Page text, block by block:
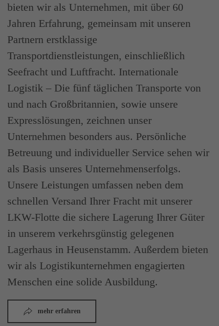
bieten wir als Unternehmen, mit über 60
Jahren Erfahrung, gemeinsam mit unseren
Partnern erstklassige
Transportdienstleistungen, einschließlich
Seefracht und Luftfracht. Internationale
Logistik – Die fünf täglichen Transporte von
und nach Großbritannien, sowie unsere
Expresslösungen, zeichnen unser
Unternehmen besonders aus. Persönliche
Betreuung und individueller Service sehen wir
als Basis unseres Unternehmenserfolgs.
Unsere Leistungen umfassen neben dem
schnellen Versand Ihrer Fracht mit unserer
LKW-Flotte die sichere Lagerung Ihrer Güter
in unserem verkehrsgünstig gelegenen
Lagerhaus in Heusenstamm. Außerdem bieten
wir als Logistikunternehmen engagierten
Menschen eine solide Ausbildung.
mehr erfahren